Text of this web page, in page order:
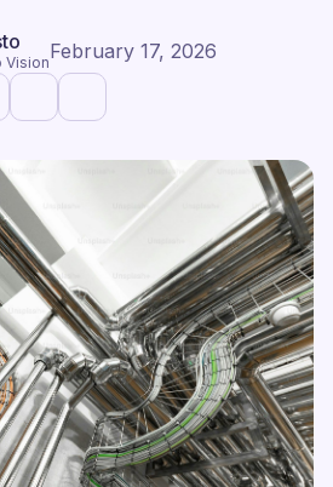
VisionFebruary 17, 2026